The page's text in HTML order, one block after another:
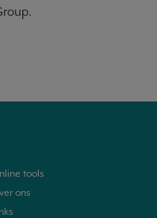
tools
ons